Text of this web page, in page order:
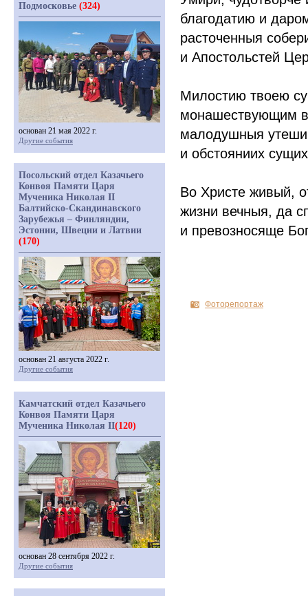
благодатию и
расточенныя
и Апостольстей
Милостию твоею
монашествующим в
малодушныя
и обстояниих
Во Христе живый,
жизни вечныя, да
и превозносяще
Фоторепортаж
Подмосковье (324)
основан 21 мая 2022 г.
Другие события
Посольский отдел Казачьего
Конвоя Памяти Царя
Мученика Николая II
Балтийско-Скандинавского
Зарубежья – Финляндии,
Эстонии, Швеции и Латвии
(170)
основан 21 августа 2022 г.
Другие события
Камчатский отдел Казачьего
Конвоя Памяти Царя
Мученика Николая II(120)
основан 28 сентября 2022 г.
Другие события